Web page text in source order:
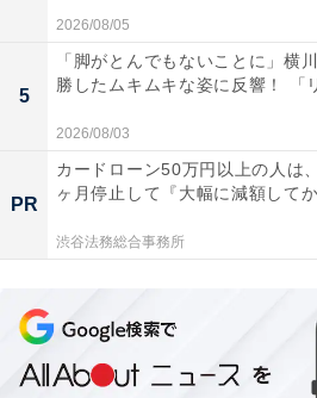
2026/08/05
5
「脚がとんでもないことに」横
勝したムキムキな姿に反響！ 「
2026/08/03
PR
カードローン50万円以上の人は
ヶ月停止して『大幅に減額して
渋谷法務総合事務所